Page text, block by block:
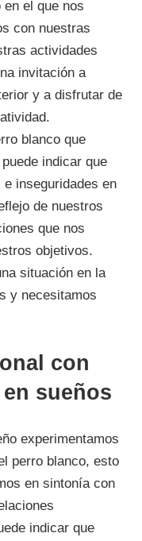
el que nos
con nuestras
actividades
invitación a
y a disfrutar de
blanco que
indicar que
inseguridades en
de nuestros
que nos
objetivos.
situación en la
y necesitamos
con
sueños
experimentamos
perro blanco, esto
en sintonía con
indicar que